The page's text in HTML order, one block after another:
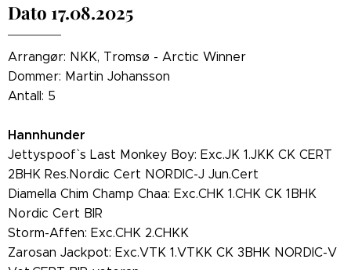
Dato 17.08.2025
Arrangør: NKK, Tromsø - Arctic Winner
Dommer: Martin Johansson
Antall: 5
Hannhunder
Jettyspoof` s Last Monkey Boy: Exc.JK 1.JKK CK CERT
2BHK Res.Nordic Cert NORDIC-J Jun.Cert
Diamella Chim Champ Chaa: Exc.CHK 1.CHK CK 1BHK
Nordic Cert BIR
Storm-Affen: Exc.CHK 2.CHKK
Zarosan Jackpot: Exc.VTK 1.VTKK CK 3BHK NORDIC-V